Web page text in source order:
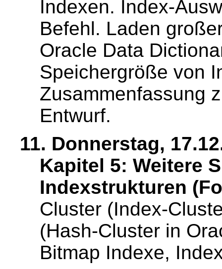
Indexen. Index-
Befehl. Laden
Oracle Data
Speichergröße von
Zusammenfassung
Entwurf.
11. Donnerstag,
Kapitel 5: Weitere
Indexstrukturen
Cluster (Index-
(Hash-Cluster in
Bitmap Indexe,